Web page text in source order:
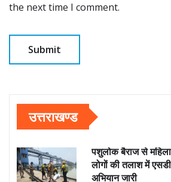
the next time I comment.
उत्तराखण्ड
पशुलोक बैराज से
लोगों की तलाश में
अभियान जारी